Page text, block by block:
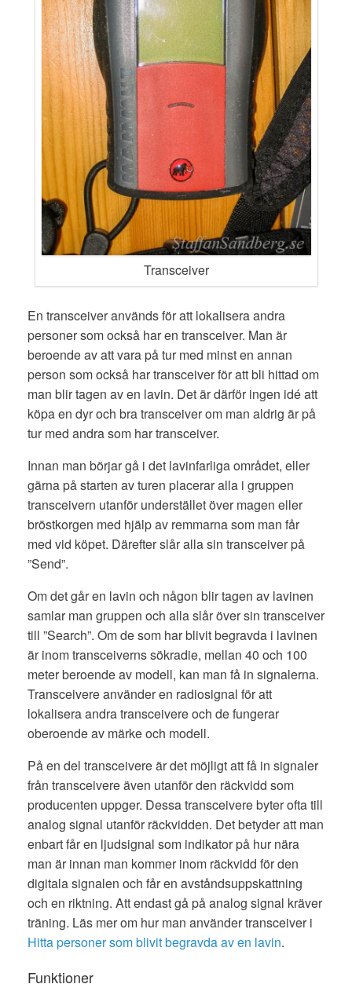
Transceiver
En transceiver används för att lokalisera andra
personer som också har en transceiver. Man är
beroende av att vara på tur med minst en annan
person som också har transceiver för att bli hittad om
man blir tagen av en lavin. Det är därför ingen idé att
köpa en dyr och bra transceiver om man aldrig är på
tur med andra som har transceiver.
Innan man börjar gå i det lavinfarliga området, eller
gärna på starten av turen placerar alla i gruppen
transceivern utanför understället över magen eller
bröstkorgen med hjälp av remmarna som man får
med vid köpet. Därefter slår alla sin transceiver på
”Send”.
Om det går en lavin och någon blir tagen av lavinen
samlar man gruppen och alla slår över sin transceiver
till ”Search”. Om de som har blivit begravda i lavinen
är inom transceiverns sökradie, mellan 40 och 100
meter beroende av modell, kan man få in signalerna.
Transceivere använder en radiosignal för att
lokalisera andra transceivere och de fungerar
oberoende av märke och modell.
På en del transceivere är det möjligt att få in signaler
från transceivere även utanför den räckvidd som
producenten uppger. Dessa transceivere byter ofta till
analog signal utanför räckvidden. Det betyder att man
enbart får en ljudsignal som indikator på hur nära
man är innan man kommer inom räckvidd för den
digitala signalen och får en avståndsuppskattning
och en riktning. Att endast gå på analog signal kräver
träning. Läs mer om hur man använder transceiver i
Hitta personer som blivit begravda av en lavin.
Funktioner